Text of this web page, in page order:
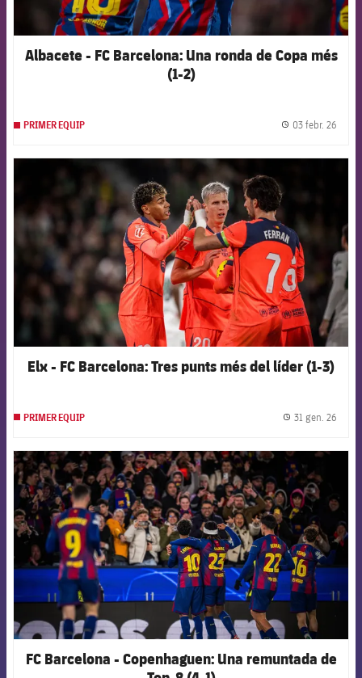
Albacete - FC Barcelona: Una ronda de Copa més
(1-2)
PRIMER EQUIP 03 febr. 26
FCB Barcelona badge
Elx - FC Barcelona: Tres punts més del líder (1-3)
PRIMER EQUIP 31 gen. 26
FCB Barcelona badge
FC Barcelona - Copenhaguen: Una remuntada de